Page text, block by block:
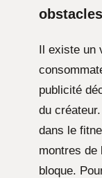
Il existe un
publicité
du
dans le
montres de
bloque.